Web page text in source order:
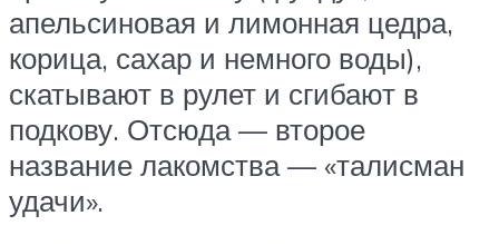
апельсиновая и лимонная цедра,
корица, сахар и немного воды),
скатывают в рулет и сгибают в
подкову. Отсюда — второе
название лакомства — «талисман
удачи».